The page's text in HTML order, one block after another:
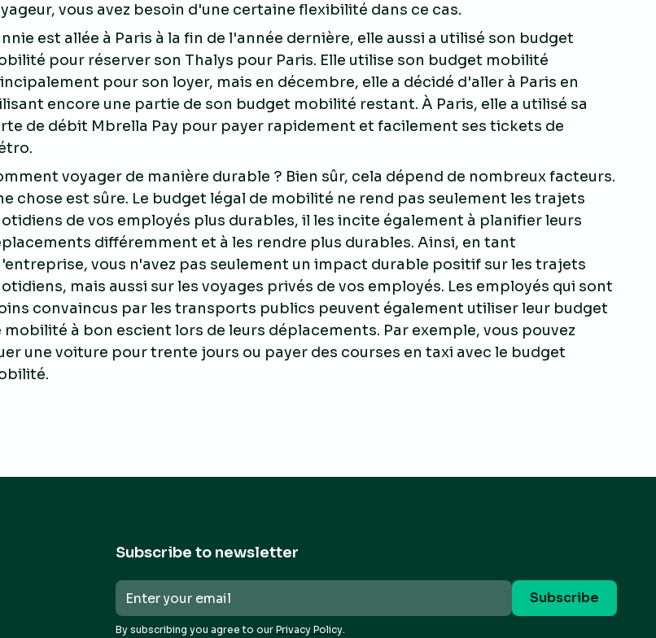
vous avez besoin d'une certaine flexibilité dans ce cas.
est allée à Paris à la fin de l'année dernière, elle aussi a utilisé son budget
pour réserver son Thalys pour Paris. Elle utilise son budget mobilité
pour son loyer, mais en décembre, elle a décidé d'aller à Paris en
encore une partie de son budget mobilité restant. À Paris, elle a utilisé sa
de débit Mbrella Pay pour payer rapidement et facilement ses tickets de
voyager de manière durable ? Bien sûr, cela dépend de nombreux facteurs.
chose est sûre. Le budget légal de mobilité ne rend pas seulement les trajets
de vos employés plus durables, il les incite également à planifier leurs
différemment et à les rendre plus durables. Ainsi, en tant
vous n'avez pas seulement un impact durable positif sur les trajets
mais aussi sur les voyages privés de vos employés. Les employés qui sont
convaincus par les transports publics peuvent également utiliser leur budget
mobilité à bon escient lors de leurs déplacements. Par exemple, vous pouvez
une voiture pour trente jours ou payer des courses en taxi avec le budget
Subscribe to newsletter
By subscribing you agree to our Privacy Policy.